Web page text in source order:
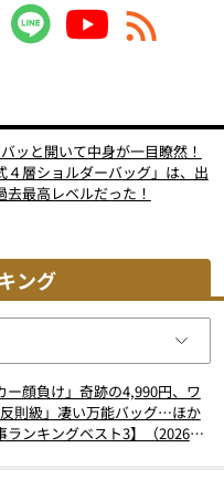
ッと開いて中身が一目瞭然！
４層ショルダーバッグ」は、出
去最高レベルだった！
ング
ー顔負け」奇跡の4,990円、ワ
則級」凄い万能バッグ…ほか
ランキングベスト3】（2026年